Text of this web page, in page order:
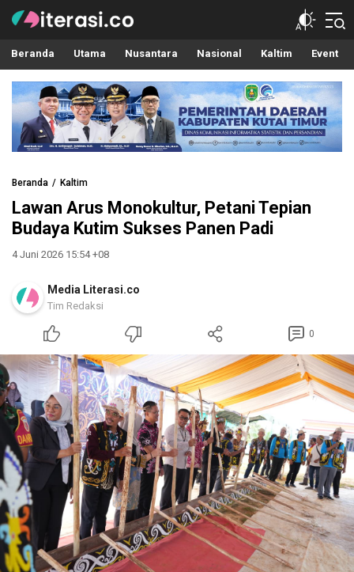
Literasi.co
Pilar Informasi
Beranda Utama Nusantara Nasional Kaltim Event
Beranda Kaltim
Lawan Arus Monokultur, Petani Tepian
Budaya Kutim Sukses Panen Padi
4 Juni 2026 15:54 +08
Media Literasi.co
Tim Redaksi
0